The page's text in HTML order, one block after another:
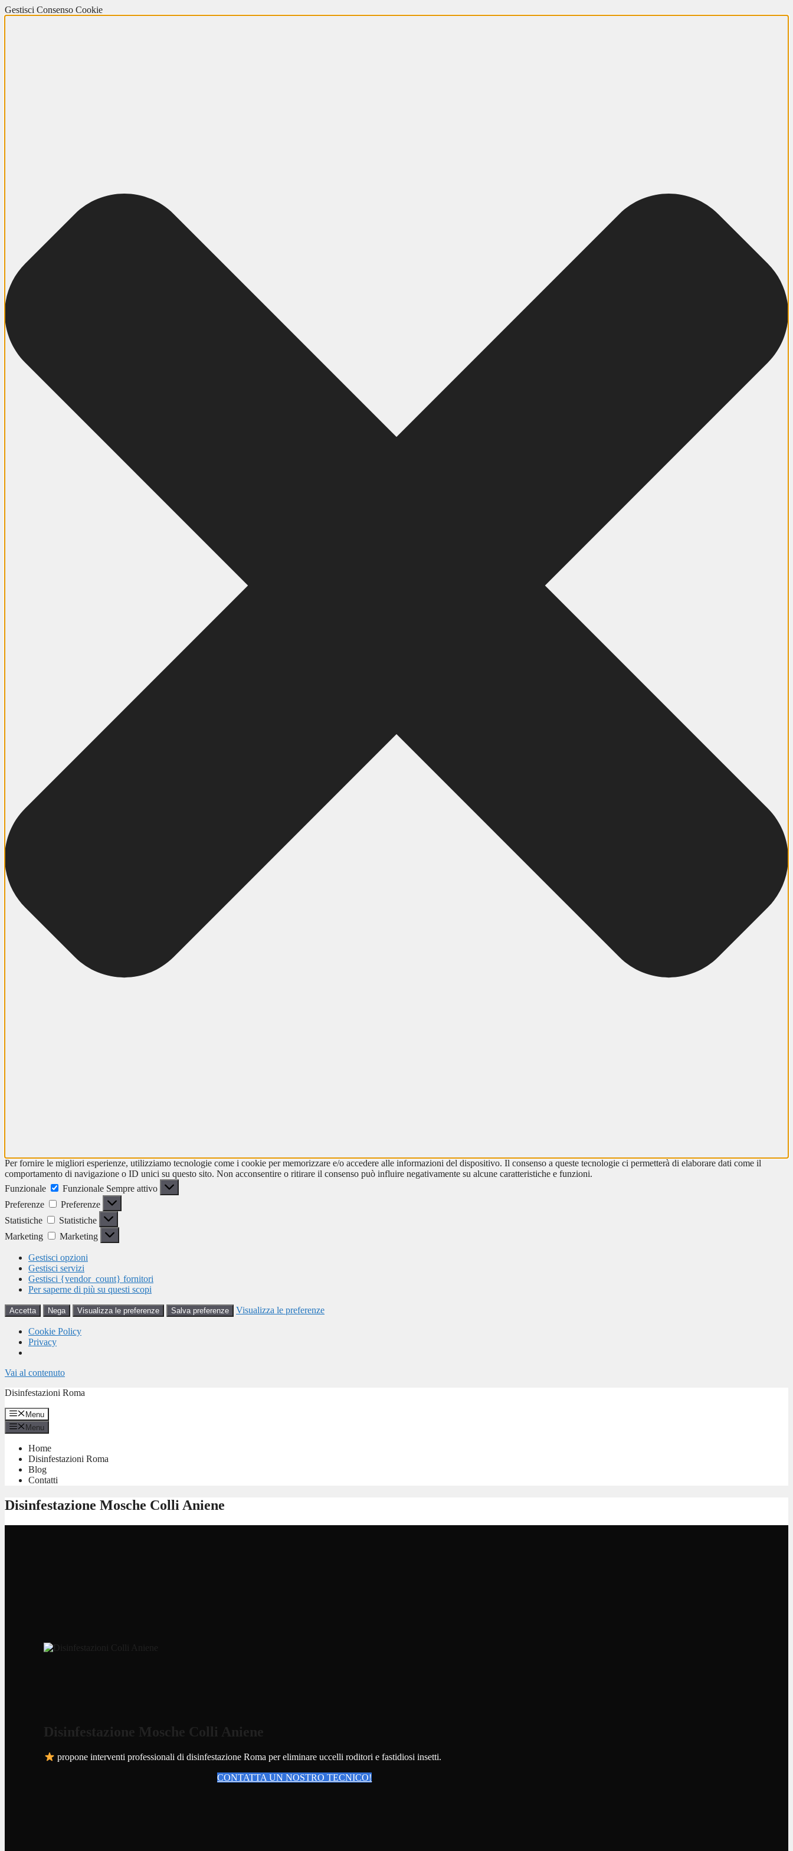
Gestisci Consenso Cookie
Per fornire le migliori esperienze, utilizziamo tecnologie come i cookie per memorizzare e/o accedere alle informazioni del dispositivo. Il consenso a queste tecnologie ci permetterà di elaborare dati come il
comportamento di navigazione o ID unici su questo sito. Non acconsentire o ritirare il consenso può influire negativamente su alcune caratteristiche e funzioni.
Funzionale
Funzionale Sempre attivo
Preferenze
Preferenze
Statistiche
Statistiche
Marketing
Marketing
Gestisci opzioni
Gestisci servizi
Gestisci {vendor_count} fornitori
Per saperne di più su questi scopi
Accetta Nega Visualizza le preferenze Salva preferenze Visualizza le preferenze
Cookie Policy
Privacy
Vai al contenuto
Disinfestazioni Roma
Menu
Menu
Home
Disinfestazioni Roma
Blog
Contatti
Disinfestazione Mosche Colli Aniene
Disinfestazione Mosche Colli Aniene
propone interventi professionali di disinfestazione Roma per eliminare uccelli roditori e fastidiosi insetti.
CONTATTA UN NOSTRO TECNICO!